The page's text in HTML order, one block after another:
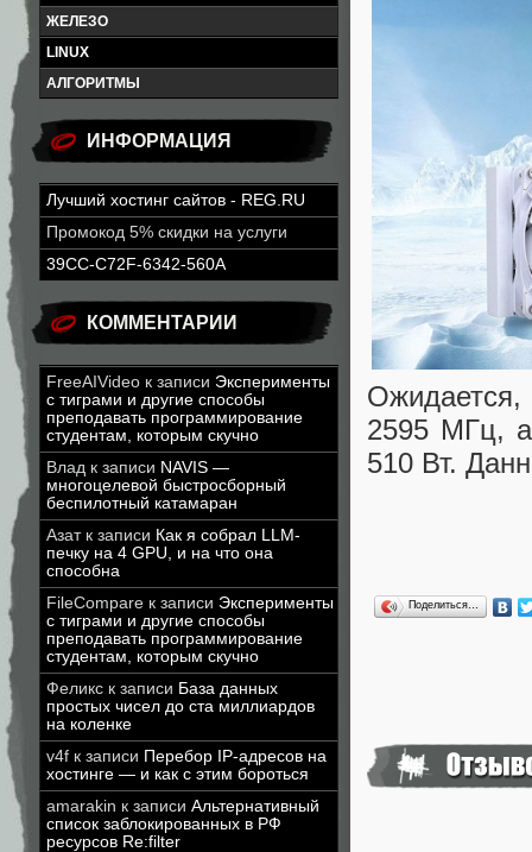
ЖЕЛЕЗО
LINUX
АЛГОРИТМЫ
ИНФОРМАЦИЯ
Лучший хостинг сайтов - REG.RU
Промокод 5% скидки на услуги
39CC-C72F-6342-560A
КОММЕНТАРИИ
FreeAIVideo к записи Эксперименты
с тиграми и другие способы
преподавать программирование
студентам, которым скучно
Влад к записи NAVIS —
многоцелевой быстросборный
беспилотный катамаран
Азатк записи Как я собрал LLM-
печку на 4 GPU, и на что она
способна
FileCompare к записи Эксперименты
с тиграми и другие способы
преподавать программирование
студентам, которым скучно
Феликс к записи База данных
простых чисел до ста миллиардов
на коленке
v4f к записи Перебор IP-адресов на
хостинге — и как с этим бороться
amarakin к записи Альтернативный
список заблокированных в РФ
ресурсов Re:filter
2595 МГц, а
510 Вт.
Поделиться…